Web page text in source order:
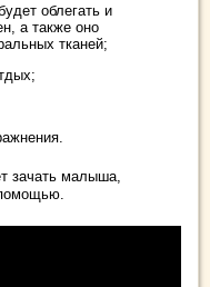
облегать и
а также оно
тканей;
зачать малыша,